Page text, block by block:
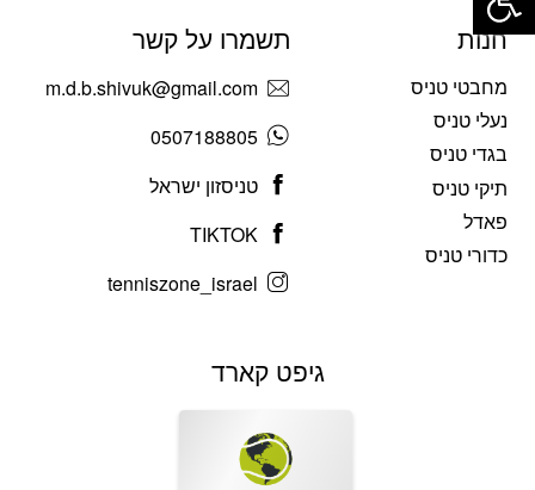
חנות
מחבטי טניס
נעלי טניס
בגדי טניס
תיקי טניס
פאדל
כדורי טניס
תשמרו על קשר
m.d.b.shivuk@gmail.com
0507188805
טניסזון ישראל
TIKTOK
tenniszone_israel
גיפט קארד